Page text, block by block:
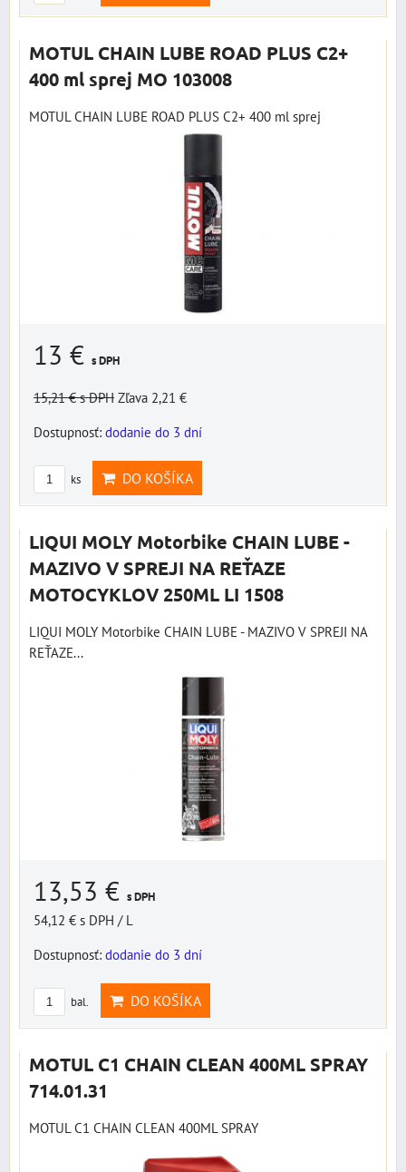
MOTUL CHAIN LUBE ROAD PLUS C2+
400 ml sprej MO 103008
MOTUL CHAIN LUBE ROAD PLUS C2+ 400 ml sprej
13 € s DPH
15,21 €s DPH Zľava 2,21 €
Dostupnosť: dodanie do 3 dní
ks DO KOŠÍKA
LIQUI MOLY Motorbike CHAIN LUBE -
MAZIVO V SPREJI NA REŤAZE
MOTOCYKLOV 250ML LI 1508
LIQUI MOLY Motorbike CHAIN LUBE - MAZIVO V SPREJI NA
REŤAZE...
13,53 € s DPH
54,12 € s DPH / L
Dostupnosť: dodanie do 3 dní
bal. DO KOŠÍKA
MOTUL C1 CHAIN CLEAN 400ML SPRAY
714.01.31
MOTUL C1 CHAIN CLEAN 400ML SPRAY